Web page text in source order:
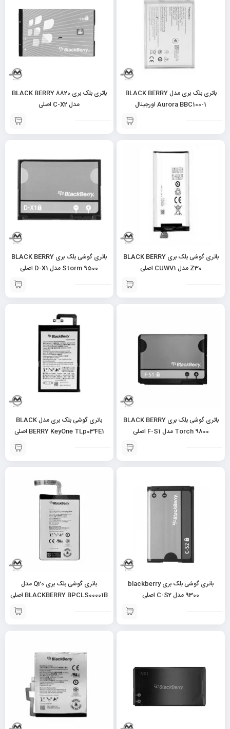
باتری بلک بری مدل BLACK BERRY
Aurora BBC100-1 اورجینال
باتری بلک بری BLACK BERRY 8820
مدل C-X2 اصلی
باتری گوشی بلک بری BLACK BERRY
Z30 مدل CUWV1 اصلی
باتری گوشی بلک بری BLACK BERRY
Storm 9500 مدل D-X1 اصلی
باتری گوشی بلک بری BLACK BERRY
Torch 9800 مدل F-S1 اصلی
باتری گوشی بلک بری مدل BLACK
BERRY KeyOne TLp034E1 اصلی
باتری گوشی بلک بری blackberry
9300 مدل C-S2 اصلی
باتری گوشی بلک بری Q20 مدل
BLACKBERRY BPCLS00001B اصلی